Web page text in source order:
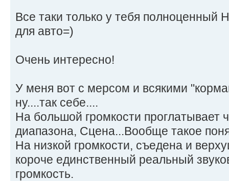
Все таки только у тебя полноценный
для авто=)
Очень интересно!
У меня вот с мерсом и всякими
ну....так себе....
На большой громкости проглатывает
диапазона, Сцена...Вообще такое
На низкой громкости, съедена и
короче единственный реальный
громкость.